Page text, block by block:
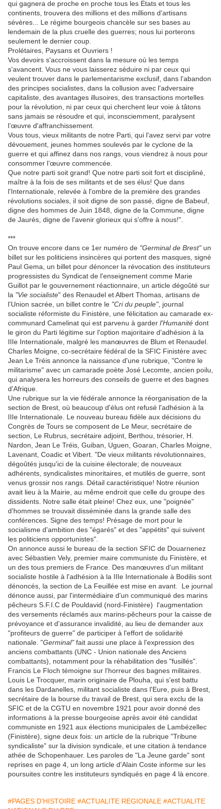
qui gagnera de proche en proche tous les États et tous les
continents, trouvera des millions et des millions d'artisans
sévères... Le régime bourgeois chancèle sur ses bases au
lendemain de la plus cruelle des guerres; nous lui porterons
seulement le dernier coup.
Prolétaires, Paysans et Ouvriers !
Vos devoirs s'accroissent dans la mesure où les temps
s'avancent. Vous ne vous laisserez séduire ni par ceux qui
veulent trouver dans le parlementarisme exclusif, dans l'abandon
des principes socialistes, dans la collusion avec l'adversaire
capitaliste, des avantages illusoires, des transactions mortelles
pour la révolution, ni par ceux qui cherchent leur voie à tâtons
sans jamais se résoudre et qui, inconsciemment, paralysent
l’œuvre d'affranchissement.
Vous tous, vieux militants de notre Parti, qui l'avez servi par votre
dévouement, jeunes hommes soulevés par le cyclone de la
guerre et qui affinez dans nos rangs, vous viendrez à nous pour
consommer l’œuvre commencée.
Que notre parti soit grand! Que notre parti soit fort et discipliné,
maître à la fois de ses militants et de ses élus! Que dans
l'Internationale, relevée à l'ombre de la première des grandes
révolutions sociales, il soit digne de son passé, digne de Babeuf,
digne des hommes de Juin 1848, digne de la Commune, digne
de Jaurès, digne de l'avenir glorieux qui s'offre à nous!".
***
On trouve encore dans ce 1er numéro de "Germinal de Brest" un
billet sur les politiciens insincères qui portent des masques, signé
Paul Gema, un billet pour dénoncer la révocation des instituteurs
progressistes du Syndicat de l'enseignement comme Marie
Guillot par le gouvernement réactionnaire, un article dégoûté sur
la "Vie socialiste" des Renaudel et Albert Thomas, artisans de
l'Union sacrée, un billet contre le "Cri du peuple", journal
socialiste réformiste du Finistère, une félicitation au camarade ex-
communard Camelinat qui est parvenu à garder l'Humanité dont
le giron du Parti légitime sur l'option majoritaire d'adhésion à la
IIIe Internationale, malgré les manœuvres de Blum et Renaudel.
Charles Moigne, co-secrétaire fédéral de la SFIC Finistère avec
Jean Le Tréis annonce la naissance d'une rubrique, "Contre le
militarisme" avec un camarade poète José Lecomte, ancien poilu,
qui analysera les horreurs des conseils de guerre et des bagnes
d'Afrique.
Une rubrique sur la vie fédérale annonce la réorganisation de la
section de Brest, où beaucoup d'élus ont refusé l'adhésion à la
IIIe Internationale. Le nouveau bureau fidèle aux décisions du
Congrès de Tours se composent de Le Meur, secrétaire de
section, Le Rubrus, secrétaire adjoint, Berthou, trésorier, H.
Nardon, Jean Le Tréis, Guiban, Uguen, Goaran, Charles Moigne,
Lavenant, Coadic et Vibert. "De vieux militants révolutionnaires,
dégoûtés jusqu'ici de la cuisine électorale; de nouveaux
adhérents, syndicalistes minoritaires, et mutilés de guerre, sont
venus grossir nos rangs. Détail caractéristique! Notre réunion
avait lieu à la Mairie, au même endroit que celle du groupe des
dissidents. Notre salle était pleine! Chez eux, une "poignée"
d'hommes se trouvait disséminée dans la grande salle des
conférences. Signe des temps! Présage de mort pour le
socialisme d'ambition des "égarés" et des "appétits" qui suivent
les politiciens opportunistes".
On annonce aussi le bureau de la section SFIC de Douarnenez
avec Sébastien Vely, premier maire communiste du Finistère, et
un des tous premiers de France. Des manœuvres d'un militant
socialiste hostile à l'adhésion à la IIIe Internationale à Bodilis sont
dénoncés, la section de La Feuillée est mise en avant. Le journal
dénonce aussi, par l'intermédiaire d'un communiqué des marins
pêcheurs S.F.I.C de Pouldavid (nord-Finistère) l'augmentation
des versements réclamés aux marins-pêcheurs pour la caisse de
prévoyance et d'assurance invalidité, au lieu de demander aux
"profiteurs de guerre" de participer à l'effort de solidarité
nationale. "Germinal"fait aussi une place à l'expression des
anciens combattants (UNC - Union nationale des Anciens
combattants), notamment pour la réhabilitation des "fusillés".
Francis Le Floch témoigne sur l'horreur des bagnes militaires.
Louis Le Trocquer, marin originaire de Plouha, qui s'est battu
dans les Dardanelles, militant socialiste dans l'Eure, puis à Brest,
secrétaire de la bourse du travail de Brest, qui sera exclu de la
SFIC et de la CGTU en novembre 1921 pour avoir donné des
informations à la presse bourgeoise après avoir été candidat
communiste en 1921 aux élections municipales de Lambézellec
(Finistère), signe deux fois: un article de la rubrique "Tribune
syndicaliste" sur la division syndicale, et une citation à tendance
athée de Schopenhauer. Les paroles de "La Jeune garde" sont
reprises en page 4, un long article d'Alain Coste informe sur les
poursuites contre les instituteurs syndiqués en page 4 là encore.
#PAGES D'HISTOIRE #ACTUALITE REGIONALE #ACTUALITE